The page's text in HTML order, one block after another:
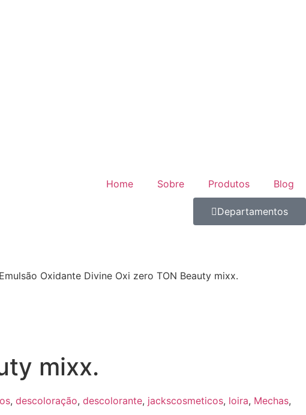
Home Sobre Produtos Blog
Departamentos
Emulsão Oxidante Divine Oxi zero TON Beauty mixx.
mixx.
, descoloração, descolorante, jackscosmeticos, loira, Mechas,